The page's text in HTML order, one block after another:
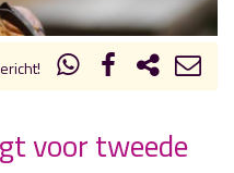
voor tweede